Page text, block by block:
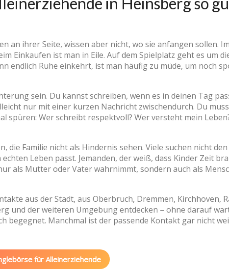
an ihrer Seite, wissen aber nicht, wo sie anfangen sollen.
Einkaufen ist man in Eile. Auf dem Spielplatz geht es um
endlich Ruhe einkehrt, ist man häufig zu müde, um noch
sein. Du kannst schreiben, wenn es in deinen Tag
nur mit einer kurzen Nachricht zwischendurch. Du
Wer schreibt respektvoll? Wer versteht mein
die Familie nicht als Hindernis sehen. Viele suchen nicht
Leben passt. Jemanden, der weiß, dass Kinder Zeit
als Mutter oder Vater wahrnimmt, sondern auch als
aus der Stadt, aus Oberbruch, Dremmen, Kirchhoven,
und der weiteren Umgebung entdecken – ohne darauf
begegnet. Manchmal ist der passende Kontakt gar nicht
für Alleinerziehende